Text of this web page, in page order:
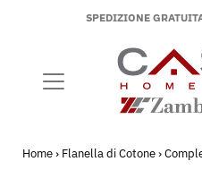
SPEDIZIONE
Home› Flanella di Cotone›